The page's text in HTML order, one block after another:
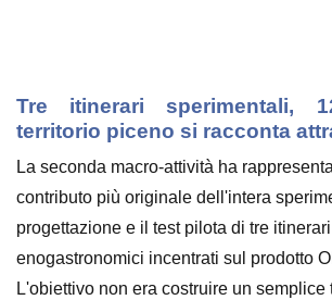
Tre itinerari sperimentali,
territorio piceno si racconta
La seconda macro-attività ha
contributo più originale dell'intera
progettazione e il test pilota di tre
enogastronomici incentrati sul prodotto
L'obiettivo non era costruire un semplice